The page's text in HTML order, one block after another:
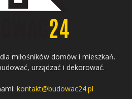
miłośników domów i mieszkań.
urządzać i dekorować.
kontakt@budowac24.pl